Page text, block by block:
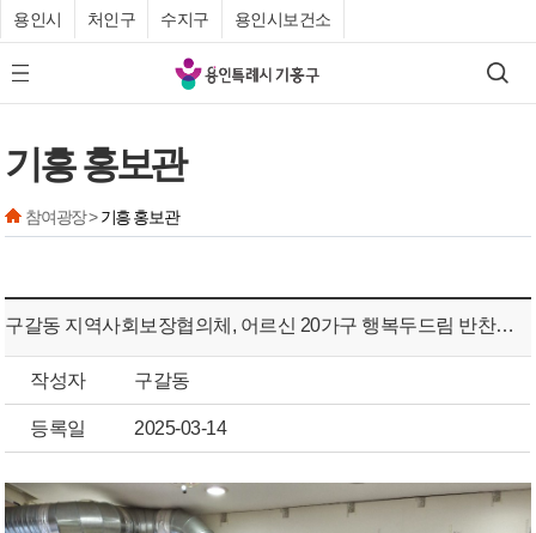
용인시 처인구 수지구 용인시보건소
모바일 메뉴 버튼
기
흥
청
검색
기흥 홍보관
참여광장 >기흥 홍보관
구갈동 지역사회보장협의체, 어르신 20가구 행복두드림 반찬지원
작성자 구갈동
등록일 2025-03-14